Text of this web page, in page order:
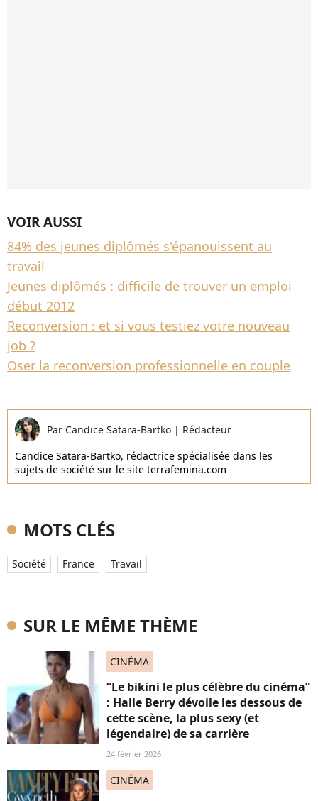
VOIR AUSSI
84% des jeunes diplômés s'épanouissent au
travail
Jeunes diplômés : difficile de trouver un emploi
début 2012
Reconversion : et si vous testiez votre nouveau
job ?
Oser la reconversion professionnelle en couple
Par Candice Satara-Bartko | Rédacteur
Candice Satara-Bartko, rédactrice spécialisée dans les
sujets de société sur le site terrafemina.com
MOTS CLÉS
Société France Travail
SUR LE MÊME THÈME
CINÉMA
“Le bikini le plus célèbre du cinéma”
: Halle Berry dévoile les dessous de
cette scène, la plus sexy (et
légendaire) de sa carrière
24 février 2026
CINÉMA